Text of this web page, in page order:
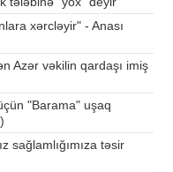
xərcləyir" - Anası
Azər vəkilin qardaşı imiş
"Barama" uşaq
sağlamlığımıza təsir